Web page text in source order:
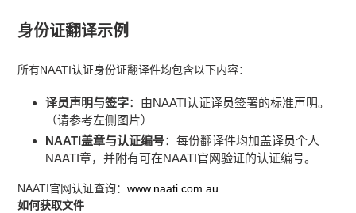
身份证翻译示例
所有NAATI认证身份证翻译件均包含以下内容：
译员声明与签字：由NAATI认证译员签署的标准声明。
（请参考左侧图片）
NAATI盖章与认证编号：每份翻译件均加盖译员个人
NAATI章，并附有可在NAATI官网验证的认证编号。
NAATI官网认证查询： www.naati.com.au
如何获取文件